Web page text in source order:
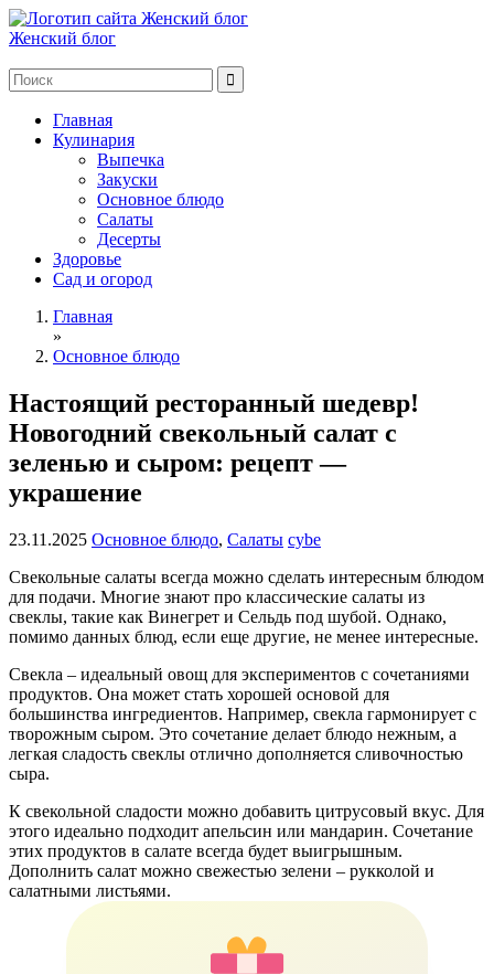
Женский блог
Главная
Кулинария
Выпечка
Закуски
Основное блюдо
Салаты
Десерты
Здоровье
Сад и огород
Главная
»
Основное блюдо
Настоящий ресторанный шедевр!
Новогодний свекольный салат с
зеленью и сыром: рецепт —
украшение
23.11.2025 Основное блюдо, Салаты cybe
Свекольные салаты всегда можно сделать интересным блюдом
для подачи. Многие знают про классические салаты из
свеклы, такие как Винегрет и Сельдь под шубой. Однако,
помимо данных блюд, если еще другие, не менее интересные.
Свекла – идеальный овощ для экспериментов с сочетаниями
продуктов. Она может стать хорошей основой для
большинства ингредиентов. Например, свекла гармонирует с
творожным сыром. Это сочетание делает блюдо нежным, а
легкая сладость свеклы отлично дополняется сливочностью
сыра.
К свекольной сладости можно добавить цитрусовый вкус. Для
этого идеально подходит апельсин или мандарин. Сочетание
этих продуктов в салате всегда будет выигрышным.
Дополнить салат можно свежестью зелени – рукколой и
салатными листьями.